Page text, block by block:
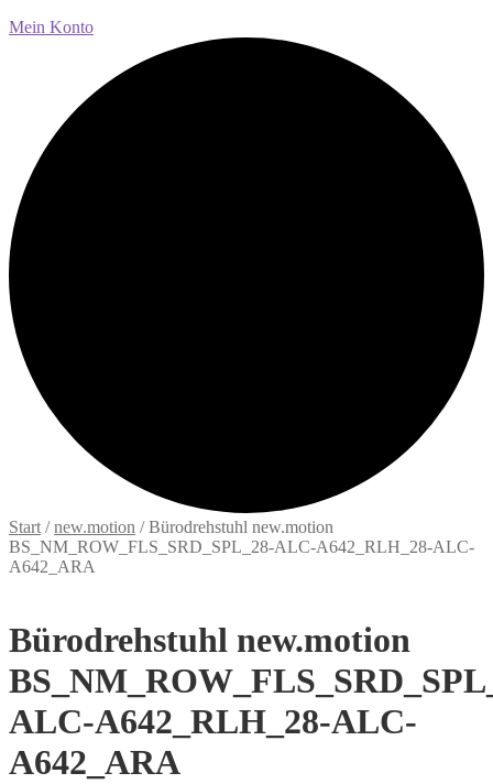
Mein Konto
Start /new.motion /Bürodrehstuhl new.motion
BS_NM_ROW_FLS_SRD_SPL_28-ALC-A642_RLH_28-ALC-
A642_ARA
Bürodrehstuhl new.motion
ALC-A642_RLH_28-ALC-
A642_ARA